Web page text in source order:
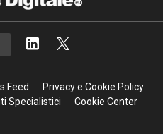
Feed
Privacy e Cookie Policy
Specialistici
Cookie Center